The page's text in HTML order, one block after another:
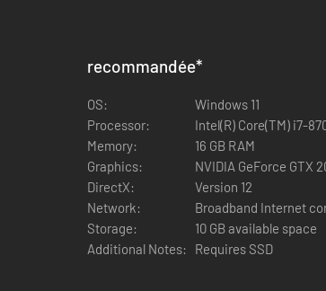
talents et compétences, et faites preuve
recommandée*
OS:
Windows 11
Processor:
Intel(R) Core(TM) i7-
Memory:
16 GB RAM
Graphics:
NVIDIA GeForce GTX
DirectX:
Version 12
Network:
Broadband Internet
Storage:
10 GB available space
Additional Notes:
Requires SSD